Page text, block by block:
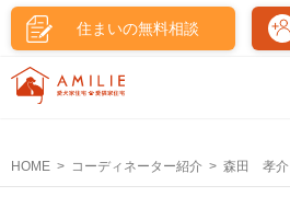
住まいの無料相談
HOME コーディネーター紹介 森田 孝介